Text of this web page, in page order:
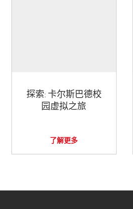
探索: 卡尔斯巴德校
园虚拟之旅
了解更多